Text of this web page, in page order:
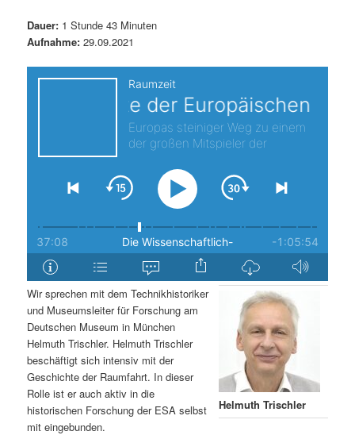
i
n
p
g
n
Dauer: 1 Stunde 43 Minuten
Aufnahme: 29.09.2021
Helmuth Trischler
Wir sprechen mit dem Technikhistoriker
und Museumsleiter für Forschung am
Deutschen Museum in München
Helmuth Trischler. Helmuth Trischler
beschäftigt sich intensiv mit der
Geschichte der Raumfahrt. In dieser
Rolle ist er auch aktiv in die
historischen Forschung der ESA selbst
mit eingebunden.